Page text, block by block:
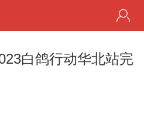
白鸽行动华北站完